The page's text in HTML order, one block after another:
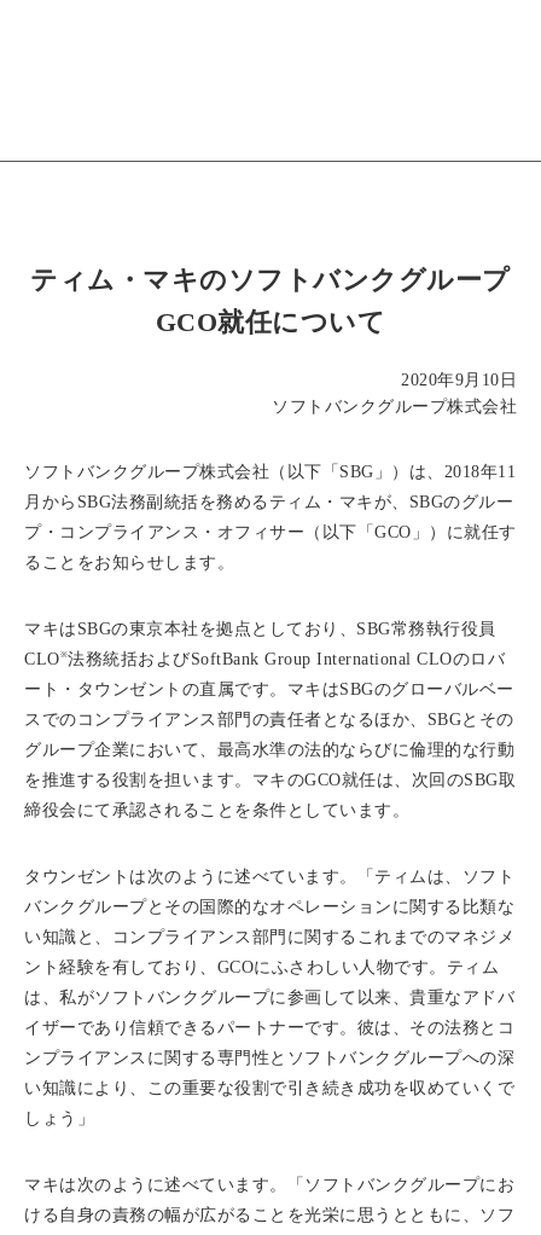
ティム・マキのソフトバンクグループ
GCO就任について
2020年9月10日
ソフトバンクグループ株式会社
ソフトバンクグループ株式会社（以下「SBG」）は、2018年11
月からSBG法務副統括を務めるティム・マキが、SBGのグルー
プ・コンプライアンス・オフィサー（以下「GCO」）に就任す
ることをお知らせします。
マキはSBGの東京本社を拠点としており、SBG常務執行役員
CLO※法務統括およびSoftBank Group International CLOのロバ
ート・タウンゼントの直属です。マキはSBGのグローバルベー
スでのコンプライアンス部門の責任者となるほか、SBGとその
グループ企業において、最高水準の法的ならびに倫理的な行動
を推進する役割を担います。マキのGCO就任は、次回のSBG取
締役会にて承認されることを条件としています。
タウンゼントは次のように述べています。「ティムは、ソフト
バンクグループとその国際的なオペレーションに関する比類な
い知識と、コンプライアンス部門に関するこれまでのマネジメ
ント経験を有しており、GCOにふさわしい人物です。ティム
は、私がソフトバンクグループに参画して以来、貴重なアドバ
イザーであり信頼できるパートナーです。彼は、その法務とコ
ンプライアンスに関する専門性とソフトバンクグループへの深
い知識により、この重要な役割で引き続き成功を収めていくで
しょう」
マキは次のように述べています。「ソフトバンクグループにお
ける自身の責務の幅が広がることを光栄に思うとともに、ソフ